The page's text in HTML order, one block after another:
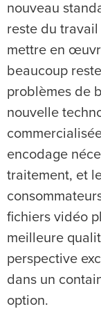
nouveau
reste du
mettre en
beaucoup
problèmes de
nouvelle
encodage
traitement, et
fichiers vidéo
meilleure
perspective
dans un
option.